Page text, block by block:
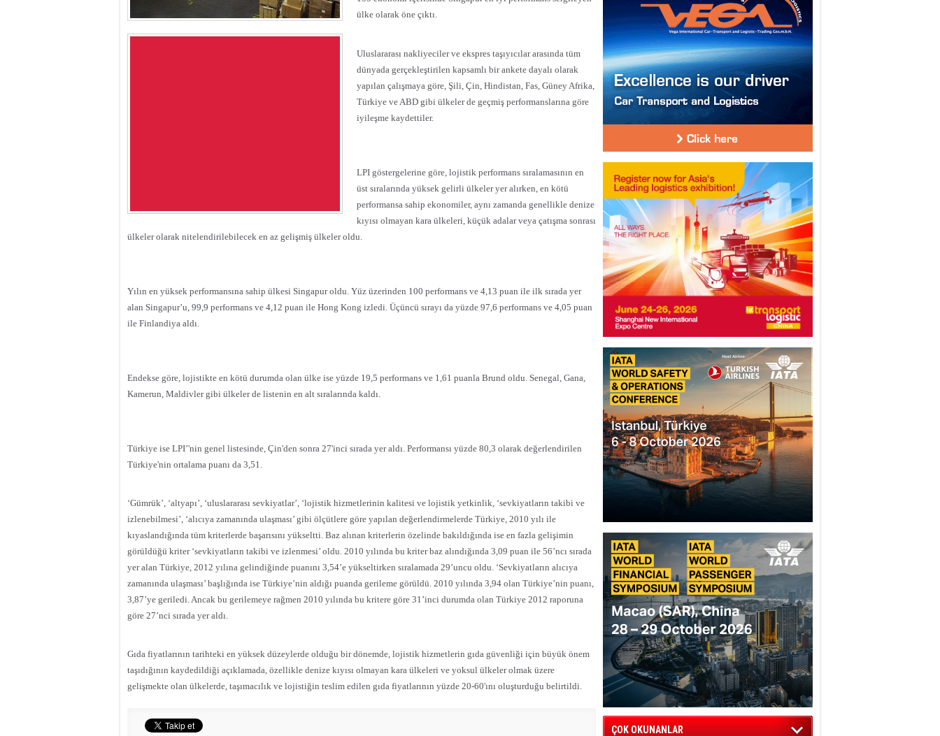
ülke olarak öne çıktı.
Uluslararası nakliyeciler ve ekspres taşıyıcılar arasında tüm
dünyada gerçekleştirilen kapsamlı bir ankete dayalı olarak
yapılan çalışmaya göre, Şili, Çin, Hindistan, Fas, Güney Afrika,
Türkiye ve ABD gibi ülkeler de geçmiş performanslarına göre
iyileşme kaydettiler.
LPI göstergelerine göre, lojistik performans sıralamasının en
üst sıralarında yüksek gelirli ülkeler yer alırken, en kötü
performansa sahip ekonomiler, aynı zamanda genellikle denize
kıyısı olmayan kara ülkeleri, küçük adalar veya çatışma sonrası
ülkeler olarak nitelendirilebilecek en az gelişmiş ülkeler oldu.
Yılın en yüksek performansına sahip ülkesi Singapur oldu. Yüz üzerinden 100 performans ve 4,13 puan ile ilk sırada yer
alan Singapur’u, 99,9 performans ve 4,12 puan ile Hong Kong izledi. Üçüncü sırayı da yüzde 97,6 performans ve 4,05 puan
ile Finlandiya aldı.
Endekse göre, lojistikte en kötü durumda olan ülke ise yüzde 19,5 performans ve 1,61 puanla Brund oldu. Senegal, Gana,
Kamerun, Maldivler gibi ülkeler de listenin en alt sıralarında kaldı.
Türkiye ise LPI’'nin genel listesinde, Çin'den sonra 27'inci sırada yer aldı. Performansı yüzde 80,3 olarak değerlendirilen
Türkiye'nin ortalama puanı da 3,51.
‘Gümrük’, ‘altyapı’, ‘uluslararası sevkiyatlar’, ‘lojistik hizmetlerinin kalitesi ve lojistik yetkinlik, ‘sevkiyatların takibi ve
izlenebilmesi’, ‘alıcıya zamanında ulaşması’ gibi ölçütlere göre yapılan değerlendirmelerde Türkiye, 2010 yılı ile
kıyaslandığında tüm kriterlerde başarısını yükseltti. Baz alınan kriterlerin özelinde bakıldığında ise en fazla gelişimin
görüldüğü kriter ‘sevkiyatların takibi ve izlenmesi’ oldu. 2010 yılında bu kriter baz alındığında 3,09 puan ile 56’ncı sırada
yer alan Türkiye, 2012 yılına gelindiğinde puanını 3,54’e yükseltirken sıralamada 29’uncu oldu. ‘Sevkiyatların alıcıya
zamanında ulaşması’ başlığında ise Türkiye’nin aldığı puanda gerileme görüldü. 2010 yılında 3,94 olan Türkiye’nin puanı,
3,87’ye geriledi. Ancak bu gerilemeye rağmen 2010 yılında bu kritere göre 31’inci durumda olan Türkiye 2012 raporuna
göre 27’nci sırada yer aldı.
Gıda fiyatlarının tarihteki en yüksek düzeylerde olduğu bir dönemde, lojistik hizmetlerin gıda güvenliği için büyük önem
taşıdığının kaydedildiği açıklamada, özellikle denize kıyısı olmayan kara ülkeleri ve yoksul ülkeler olmak üzere
gelişmekte olan ülkelerde, taşımacılık ve lojistiğin teslim edilen gıda fiyatlarının yüzde 20-60'ını oluşturduğu belirtildi.
ÇOK OKUNANLAR